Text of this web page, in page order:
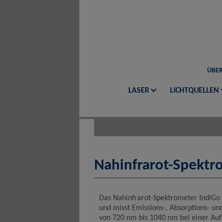
LASER LICHTQUELLEN
Nahinfrarot-
Das Nahinfrarot-Spektrometer
und misst Emissions-, Absorptions-
von 720 nm bis 1040 nm bei einer